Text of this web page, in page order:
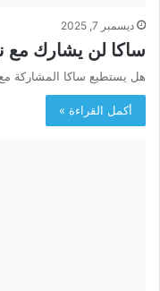
ديسمبر 7, 2025
ساكا لن يشارك مع
هل يستطيع ساكا المشاركة
أكمل القراءة »